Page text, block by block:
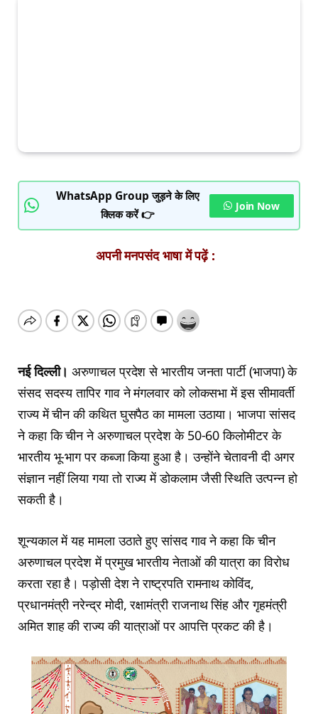
WhatsApp Group जुड़ने के लिए
क्लिक करें 👉
Join Now
अपनी मनपसंद भाषा में पढ़ें :
नई दिल्ली। अरुणाचल प्रदेश से भारतीय जनता पार्टी (भाजपा) के
संसद सदस्य तापिर गाव ने मंगलवार को लोकसभा में इस सीमावर्ती
राज्य में चीन की कथित घुसपैठ का मामला उठाया। भाजपा सांसद
ने कहा कि चीन ने अरुणाचल प्रदेश के 50-60 किलोमीटर के
भारतीय भू-भाग पर कब्जा किया हुआ है। उन्होंने चेतावनी दी अगर
संज्ञान नहीं लिया गया तो राज्य में डोकलाम जैसी स्थिति उत्पन्न हो
सकती है।
शून्यकाल में यह मामला उठाते हुए सांसद गाव ने कहा कि चीन
अरुणाचल प्रदेश में प्रमुख भारतीय नेताओं की यात्रा का विरोध
करता रहा है। पड़ोसी देश ने राष्ट्रपति रामनाथ कोविंद,
प्रधानमंत्री नरेन्द्र मोदी, रक्षामंत्री राजनाथ सिंह और गृहमंत्री
अमित शाह की राज्य की यात्राओं पर आपत्ति प्रकट की है।